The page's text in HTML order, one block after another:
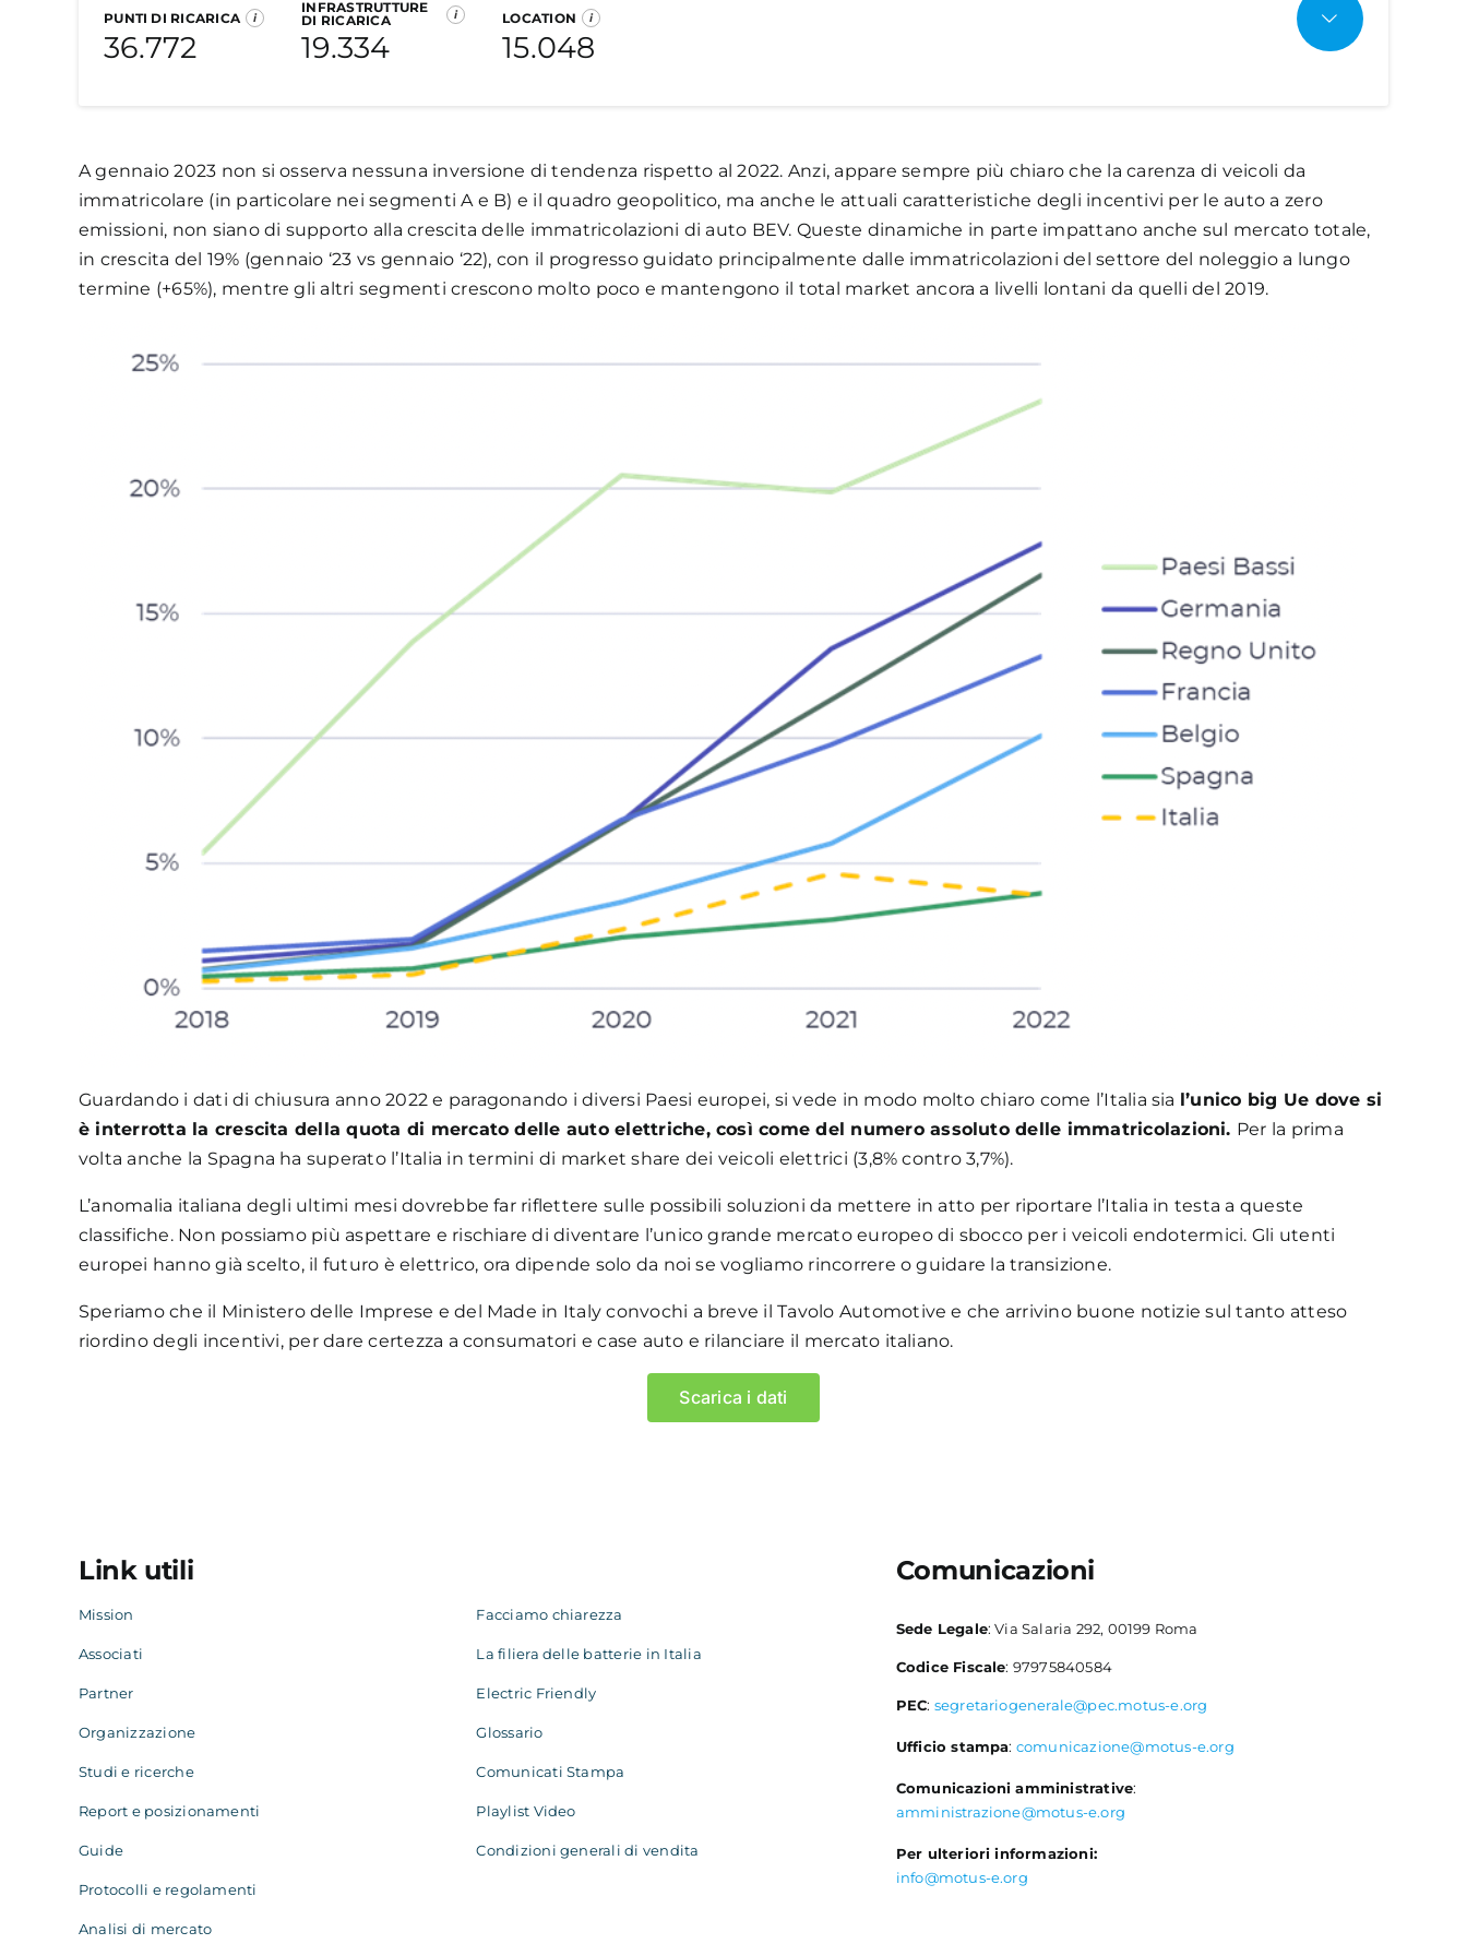
Stabile la distribuzione delle auto per classe di emissioni, con il mercato che a gennaio vede prevalere ancora la categoria 91-135 gCO2/km con
Elettriche (BEV) Ibrido Plug-in (PHEV) Ibrido Mild Hybrid Benzina Diesel Altro
Considerando tutte le alimentazioni, il mercato dei veicoli commerciali nel mese di gennaio cresce del 9,3% su base annua a quota 12.454
unità immatricolate, tornando su valori simili al gennaio 2020.
PUNTI DI RICARICA i
36.772
INFRASTRUTTURE
DI RICARICA
i
19.334
LOCATION i
15.048
In aggiornamento.
Nelle prime settimane di febbraio sarà pubblicato un report dedicato alla ricarica ad uso pubblico in Italia.
A gennaio 2023 non si osserva nessuna inversione di tendenza rispetto al 2022. Anzi, appare sempre più chiaro che la carenza di veicoli da
immatricolare (in particolare nei segmenti A e B) e il quadro geopolitico, ma anche le attuali caratteristiche degli incentivi per le auto a zero
emissioni, non siano di supporto alla crescita delle immatricolazioni di auto BEV. Queste dinamiche in parte impattano anche sul mercato totale,
in crescita del 19% (gennaio ‘23 vs gennaio ‘22), con il progresso guidato principalmente dalle immatricolazioni del settore del noleggio a lungo
termine (+65%), mentre gli altri segmenti crescono molto poco e mantengono il total market ancora a livelli lontani da quelli del 2019.
Guardando i dati di chiusura anno 2022 e paragonando i diversi Paesi europei, si vede in modo molto chiaro come l’Italia sia l’unico big Ue dove si
è interrotta la crescita della quota di mercato delle auto elettriche, così come del numero assoluto delle immatricolazioni. Per la prima
volta anche la Spagna ha superato l’Italia in termini di market share dei veicoli elettrici (3,8% contro 3,7%).
L’anomalia italiana degli ultimi mesi dovrebbe far riflettere sulle possibili soluzioni da mettere in atto per riportare l’Italia in testa a queste
classifiche. Non possiamo più aspettare e rischiare di diventare l’unico grande mercato europeo di sbocco per i veicoli endotermici. Gli utenti
europei hanno già scelto, il futuro è elettrico, ora dipende solo da noi se vogliamo rincorrere o guidare la transizione.
Speriamo che il Ministero delle Imprese e del Made in Italy convochi a breve il Tavolo Automotive e che arrivino buone notizie sul tanto atteso
riordino degli incentivi, per dare certezza a consumatori e case auto e rilanciare il mercato italiano.
Scarica i dati
Link utili
Mission
Associati
Partner
Organizzazione
Studi e ricerche
Report e posizionamenti
Guide
Protocolli e regolamenti
Analisi di mercato
Facciamo chiarezza
La filiera delle batterie in Italia
Electric Friendly
Glossario
Comunicati Stampa
Playlist Video
Condizioni generali di vendita
Comunicazioni
Sede Legale: Via Salaria 292, 00199 Roma
Codice Fiscale: 97975840584
PEC: segretariogenerale@pec.motus-e.org
Ufficio stampa: comunicazione@motus-e.org
Comunicazioni amministrative:
amministrazione@motus-e.org
Per ulteriori informazioni:
info@motus-e.org